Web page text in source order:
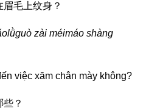
毛上纹身？
zài méimáo shàng
việc xăm chân mày không?
？